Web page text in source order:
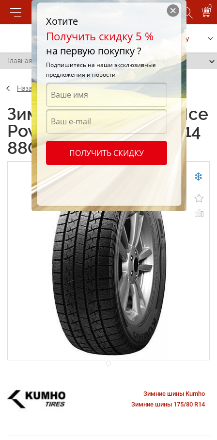
0
Позвонить Заказать услугу
Главная / Kumho Ice Power KW21 175/80 R14 88Q
Назад
Зимние шины Kumho Ice
Power KW21 175/80 R14
88Q
Зимние шины Kumho
Зимние шины 175/80 R14
Хотите
Получить скидку 5 %
на первую покупку ?
Подпишитесь на наши эксклюзивные
предложения и новости
ПОЛУЧИТЬ СКИДКУ